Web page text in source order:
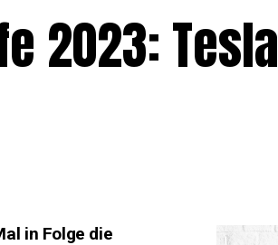
2023: Tesla
in Folge die